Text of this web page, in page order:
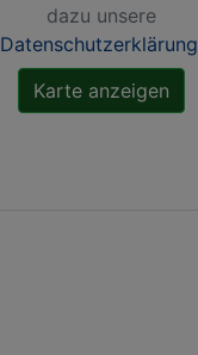
dazu unsere
Datenschutzerklärung